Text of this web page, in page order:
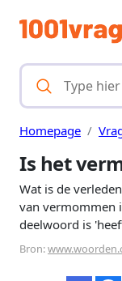
Homepage
Is het
Wat is de
van vermommen
deelwoord is
Bron: